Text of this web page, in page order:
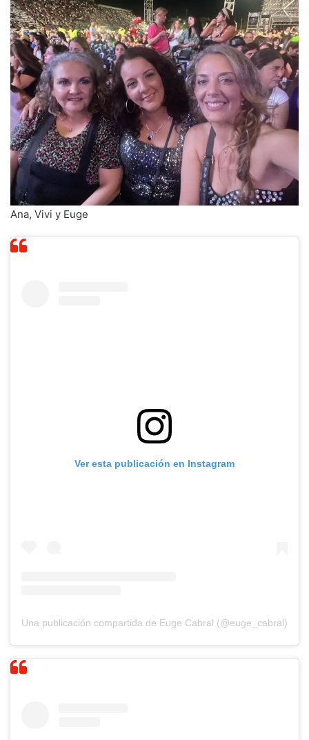
Ana, Vivi y Euge
Ver esta publicación en Instagram
Una publicación compartida de Euge Cabral (@euge_cabral)